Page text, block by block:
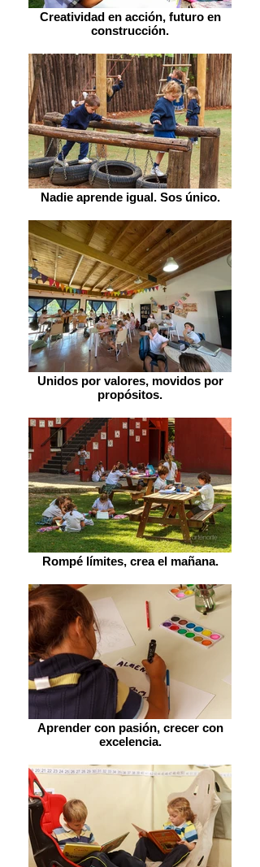
Creatividad en acción, futuro en
construcción.
Nadie aprende igual. Sos único.
Unidos por valores, movidos por
propósitos.
Rompé límites, crea el mañana.
Aprender con pasión, crecer con
excelencia.